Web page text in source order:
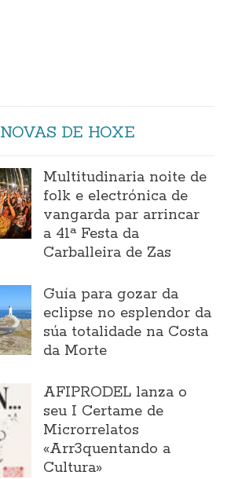
NOVAS DE HOXE
Multitudinaria noite de
folk e electrónica de
vangarda par arrincar
a 41ª Festa da
Carballeira de Zas
Guía para gozar da
eclipse no esplendor da
súa totalidade na Costa
da Morte
AFIPRODEL lanza o
seu I Certame de
Microrrelatos
«Arr3quentando a
Cultura»